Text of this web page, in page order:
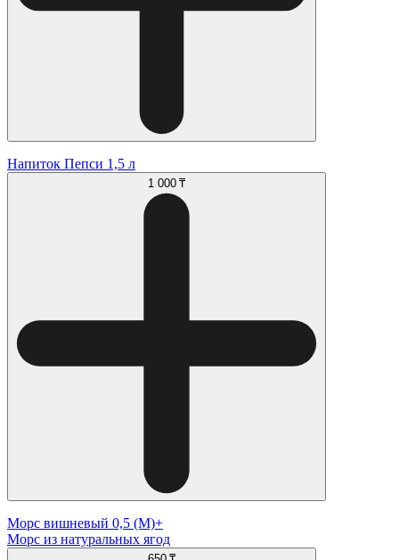
Напиток Пепси 1,5 л
1 000 ₸
Морс вишневый 0,5 (М)+
Морс из натуральных ягод